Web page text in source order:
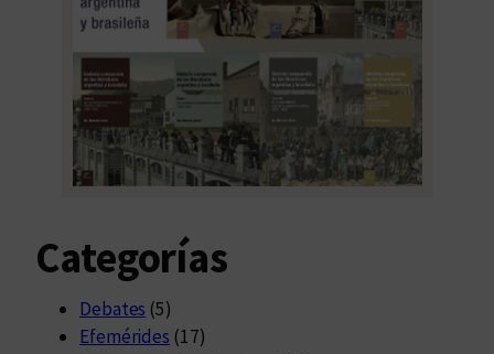
Categorías
Debates (5)
Efemérides (17)